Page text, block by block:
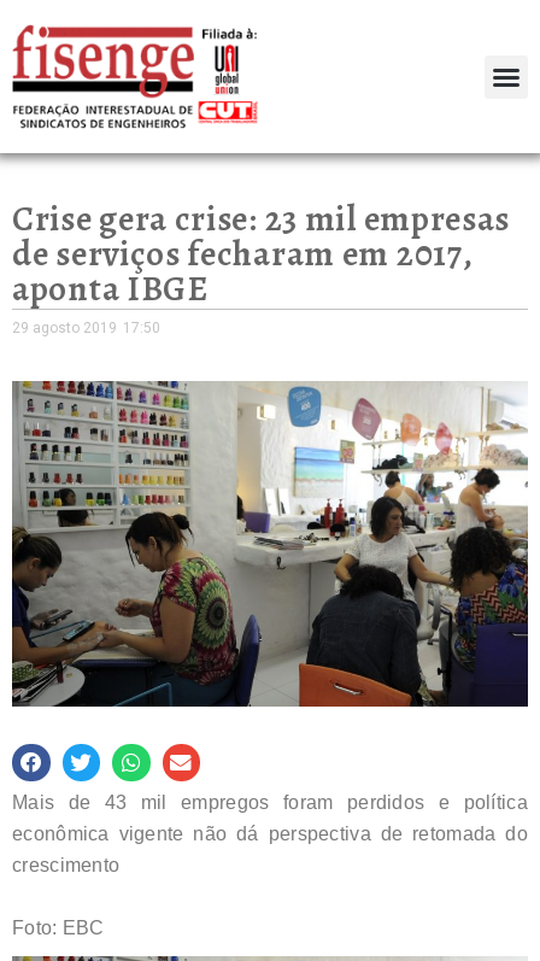
Crise gera crise: 23 mil empresas
de serviços fecharam em 2017,
aponta IBGE
29 agosto 2019 17:50
Mais de 43 mil empregos foram perdidos e política
econômica vigente não dá perspectiva de retomada do
crescimento
Foto: EBC